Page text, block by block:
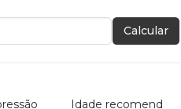
Calcular
Idade recomendada